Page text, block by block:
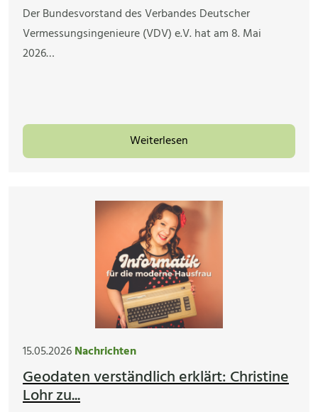
Der Bundesvorstand des Verbandes Deutscher
Vermessungsingenieure (VDV) e.V. hat am 8. Mai
2026…
Weiterlesen
15.05.2026Nachrichten
Geodaten verständlich erklärt: Christine
Lohr zu...